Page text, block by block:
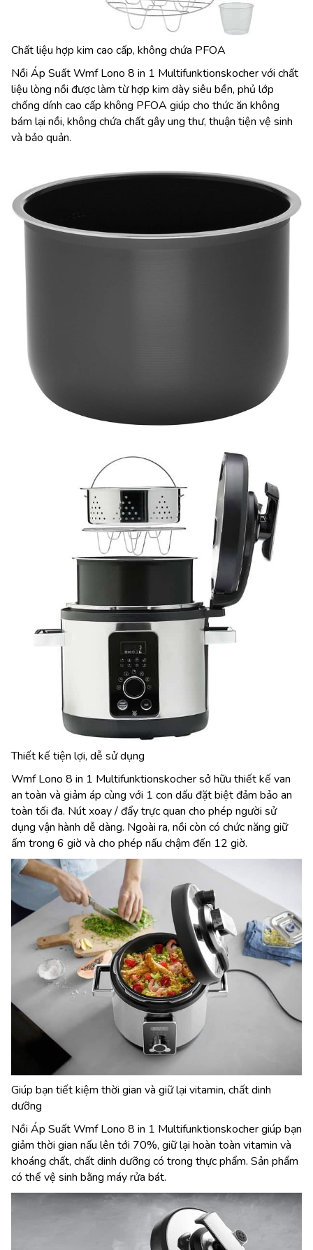
Chất liệu hợp kim cao cấp, không chứa PFOA
Nồi Áp Suất Wmf Lono 8 in 1 Multifunktionskocher với chất
liệu lòng nồi được làm từ hợp kim dày siêu bền, phủ lớp
chống dính cao cấp không PFOA giúp cho thức ăn không
bám lại nồi, không chứa chất gây ung thư, thuận tiện vệ sinh
và bảo quản.
Thiết kế tiện lợi, dễ sử dụng
Wmf Lono 8 in 1 Multifunktionskocher sở hữu thiết kế van
an toàn và giảm áp cùng với 1 con dấu đặt biệt đảm bảo an
toàn tối đa. Nút xoay / đẩy trực quan cho phép người sử
dụng vận hành dễ dàng. Ngoài ra, nồi còn có chức năng giữ
ấm trong 6 giờ và cho phép nấu chậm đến 12 giờ.
Giúp bạn tiết kiệm thời gian và giữ lại vitamin, chất dinh
dưỡng
Nồi Áp Suất Wmf Lono 8 in 1 Multifunktionskocher giúp bạn
giảm thời gian nấu lên tới 70%, giữ lại hoàn toàn vitamin và
khoáng chất, chất dinh dưỡng có trong thực phẩm. Sản phẩm
có thể vệ sinh bằng máy rửa bát.